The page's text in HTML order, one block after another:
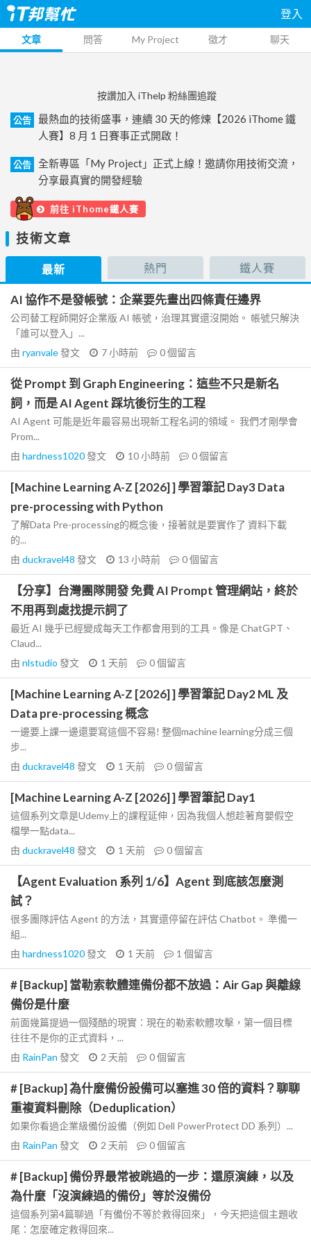
登入
文章 問答 My Project 徵才 聊天
按讚加入 iThelp 粉絲團追蹤
公告
最熱血的技術盛事，連續 30 天的修煉【2026 iThome 鐵
人賽】8 月 1 日賽事正式開啟！
公告
全新專區「My Project」正式上線！邀請你用技術交流，
分享最真實的開發經驗
前往 iThome鐵人賽
技術文章
最新 熱門 鐵人賽
AI 協作不是發帳號：企業要先畫出四條責任邊界
公司替工程師開好企業版 AI 帳號，治理其實還沒開始。 帳號只解決
「誰可以登入」...
由 ryanvale發文 7 小時前 0個留言
從 Prompt 到 Graph Engineering：這些不只是新名
詞，而是 AI Agent 踩坑後衍生的工程
AI Agent 可能是近年最容易出現新工程名詞的領域。 我們才剛學會
Prom...
由 hardness1020發文 10 小時前 0個留言
[Machine Learning A-Z [2026] ] 學習筆記 Day3 Data
pre-processing with Python
了解Data Pre-processing的概念後，接著就是要實作了 資料下載
的...
由 duckravel48 發文 13 小時前 0個留言
【分享】台灣團隊開發 免費 AI Prompt 管理網站，終於
不用再到處找提示詞了
最近 AI 幾乎已經變成每天工作都會用到的工具。像是 ChatGPT、
Claud...
由 nlstudio 發文 1 天前 0個留言
[Machine Learning A-Z [2026] ] 學習筆記 Day2 ML 及
Data pre-processing 概念
一邊要上課一邊還要寫這個不容易! 整個machine learning分成三個
步...
由 duckravel48 發文 1 天前 0個留言
[Machine Learning A-Z [2026] ] 學習筆記 Day1
這個系列文章是Udemy上的課程延伸，因為我個人想趁著育嬰假空
檔學一點data...
由 duckravel48 發文 1 天前 0個留言
【Agent Evaluation 系列 1/6】Agent 到底該怎麼測
試？
很多團隊評估 Agent 的方法，其實還停留在評估 Chatbot。 準備一
組...
由 hardness1020發文 1 天前 1 個留言
# [Backup] 當勒索軟體連備份都不放過：Air Gap 與離線
備份是什麼
前面幾篇提過一個殘酷的現實：現在的勒索軟體攻擊，第一個目標
往往不是你的正式資料，...
由 RainPan 發文 2 天前 0個留言
# [Backup] 為什麼備份設備可以塞進 30 倍的資料？聊聊
重複資料刪除（Deduplication）
如果你看過企業級備份設備（例如 Dell PowerProtect DD 系列）...
由 RainPan 發文 2 天前 0個留言
# [Backup] 備份界最常被跳過的一步：還原演練，以及
為什麼「沒演練過的備份」等於沒備份
這個系列第4篇聊過「有備份不等於救得回來」，今天把這個主題收
尾：怎麼確定救得回來...